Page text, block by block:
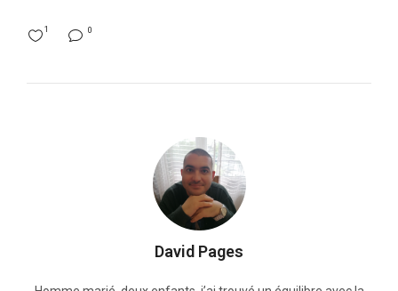
0
1
David Pages